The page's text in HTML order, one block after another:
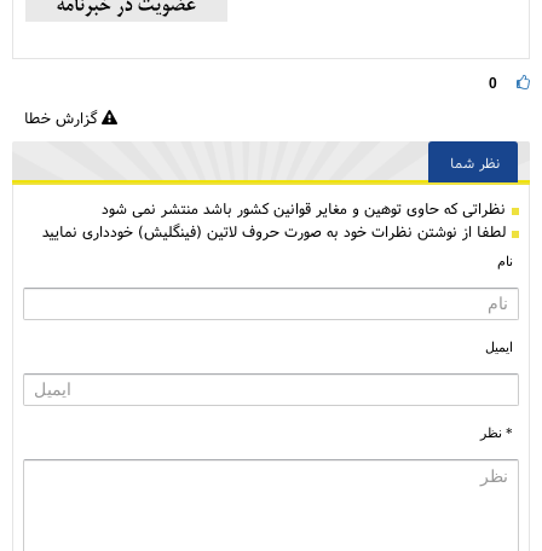
0
گزارش خطا
نظر شما
نظراتی كه حاوی توهین و مغایر قوانین کشور باشد منتشر نمی شود
لطفا از نوشتن نظرات خود به صورت حروف لاتین (فینگلیش) خودداری نمایید
نام
ایمیل
* نظر